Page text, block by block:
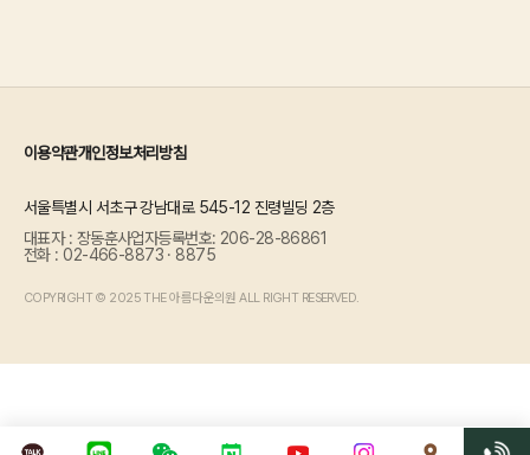
이용약관개인정보처리방침
서울특별시 서초구 강남대로 545-12 진령빌딩 2층
대표자 : 장동훈사업자등록번호: 206-28-86861
전화 : 02-466-8873 · 8875
COPYRIGHT © 2025 THE 아름다운의원 ALL RIGHT RESERVED.